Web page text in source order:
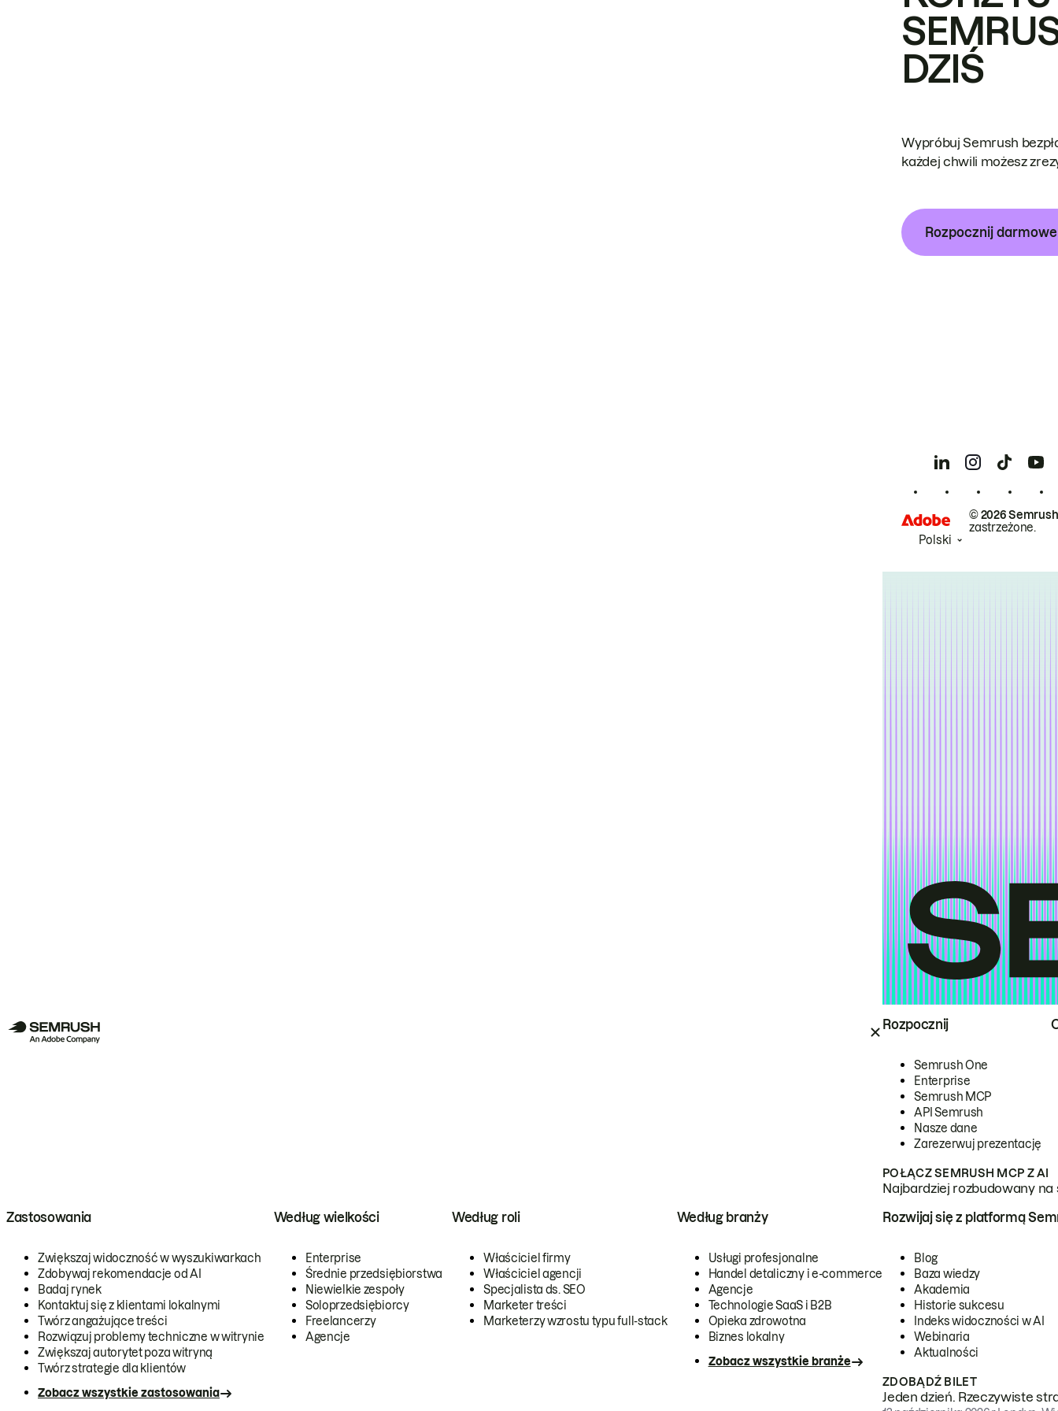
Rozpocznij
Semrush One
Enterprise
Semrush MCP
API Semrush
Nasze dane
Zarezerwuj prezentację
POŁĄCZ SEMRUSH MCP Z AI
Najbardziej rozbudowany
Zastosowania
Zwiększaj widoczność w wyszukiwarkach
Zdobywaj rekomendacje od AI
Badaj rynek
Kontaktuj się z klientami lokalnymi
Twórz angażujące treści
Rozwiązuj problemy techniczne w witrynie
Zwiększaj autorytet poza witryną
Twórz strategie dla klientów
Zobacz wszystkie zastosowania
Według wielkości
Enterprise
Średnie przedsiębiorstwa
Niewielkie zespoły
Soloprzedsiębiorcy
Freelancerzy
Agencje
Według roli
Właściciel firmy
Właściciel agencji
Specjalista ds. SEO
Marketer treści
Marketerzy wzrostu typu full-stack
Według branży
Usługi profesjonalne
Handel detaliczny i e-commerce
Agencje
Technologie SaaS i B2B
Opieka zdrowotna
Biznes lokalny
Zobacz wszystkie branże
Rozwijaj się z platformą
Blog
Baza wiedzy
Akademia
Historie sukcesu
Indeks widoczności w AI
Webinaria
Aktualności
ZDOBĄDŹ BILET
Jeden dzień. Rzeczywiste
DZIŚ
Wypróbuj Semrush
każdej chwili możesz
Rozpocznij
© 2026
zastrzeżone.
Polski